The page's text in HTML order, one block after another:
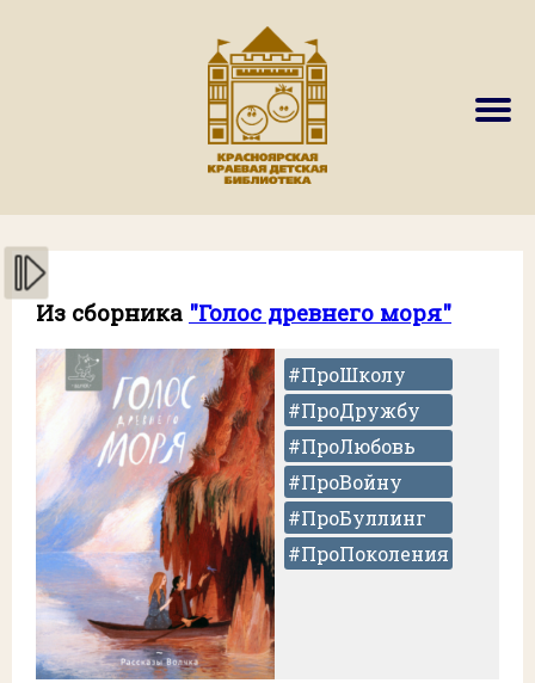
Из сборника "Голос древнего моря"
#ПроШколу
#ПроДружбу
#ПроЛюбовь
#ПроВойну
#ПроБуллинг
#ПроПоколения